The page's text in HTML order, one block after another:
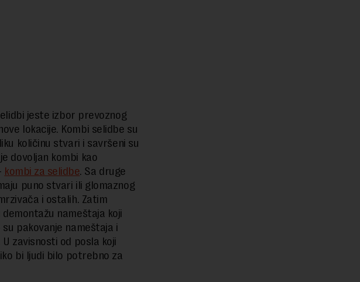
jeste izbor prevoznog
lokacije. Kombi selidbe su
količinu stvari i savršeni su
dovoljan kombi kao
kombi za selidbe. Sa druge
puno stvari ili glomaznog
i ostalih. Zatim
nameštaja koji
pakovanje nameštaja i
zavisnosti od posla koji
bi ljudi bilo potrebno za